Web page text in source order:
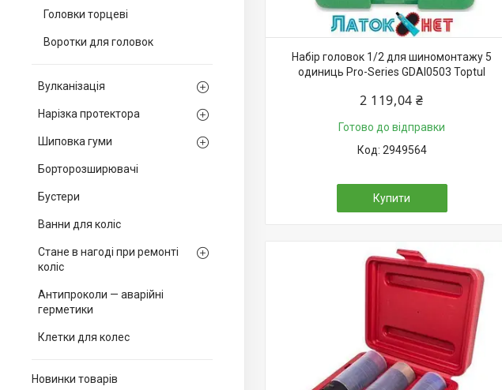
Головки торцеві
Воротки для головок
Вулканізація
Нарізка протектора
Шиповка гуми
Борторозширювачі
Бустери
Ванни для коліс
Стане в нагоді при ремонті
коліс
Антипроколи — аварійні
герметики
Клетки для колес
Новинки товарів
Набір головок 1/2 для шиномонтажу 5
одиниць Pro-Series GDAI0503 Toptul
2 119,04 ₴
Готово до відправки
2949564
Купити